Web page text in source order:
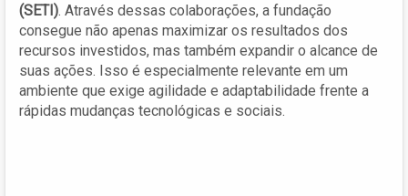
(SETI). Através dessas colaborações, a fundação
consegue não apenas maximizar os resultados dos
recursos investidos, mas também expandir o alcance de
suas ações. Isso é especialmente relevante em um
ambiente que exige agilidade e adaptabilidade frente a
rápidas mudanças tecnológicas e sociais.